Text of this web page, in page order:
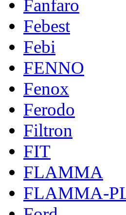
Fanfaro
Febest
Febi
FENNO
Fenox
Ferodo
Filtron
FIT
FLAMMA
FLAMMA-